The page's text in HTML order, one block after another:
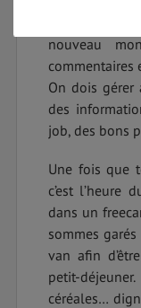
nouveau
commentaires
On dois gérer
des
job, des bons
Une fois que
c’est l’heure
dans un
sommes
van afin
petit-
céréales…